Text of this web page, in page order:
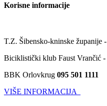
Korisne informacije
T.Z. Šibensko-kninske županije -
Biciklistički klub Faust Vrančić -
BBK Orlovkrug 095 501 1111
VIŠE INFORMACIJA